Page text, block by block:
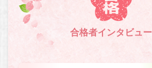
合格者インタビュー